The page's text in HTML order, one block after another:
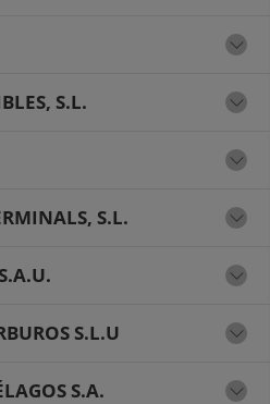
S.L.
S.L.
S.L.U
S.A.